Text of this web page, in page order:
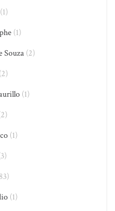
(1)
(1)
Souza (2)
(1)
(1)
(1)